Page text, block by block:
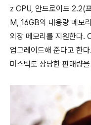
z CPU, 안드로이드 2.2(
M, 16GB의 대용량 메모
외장 메모리를 지원한다.
업그레이드해 준다고 한
머스빅도 상당한 판매량